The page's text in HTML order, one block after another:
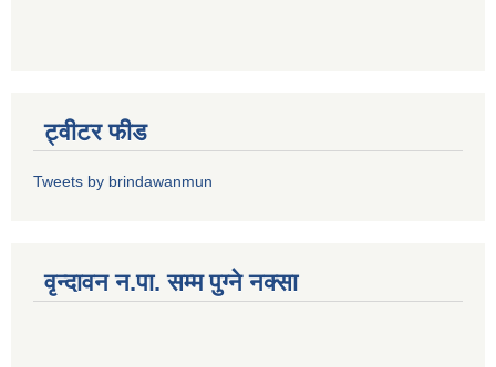
ट्वीटर फीड
Tweets by brindawanmun
वृन्दावन न.पा. सम्म पुग्ने नक्सा